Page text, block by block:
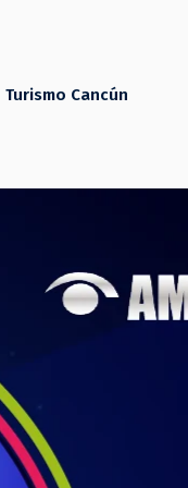
Turismo Cancún